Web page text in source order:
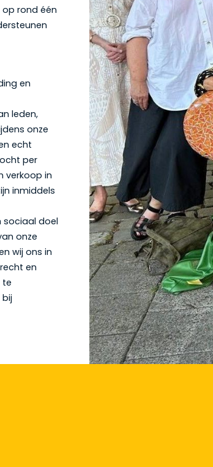
rond één
en
leden,
onze
echt
per
verkoop in
inmiddels
sociaal doel
onze
wij ons in
en
te